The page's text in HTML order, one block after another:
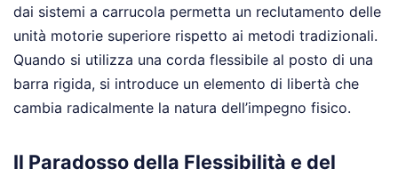
dai sistemi a carrucola permetta un reclutamento delle
unità motorie superiore rispetto ai metodi tradizionali.
Quando si utilizza una corda flessibile al posto di una
barra rigida, si introduce un elemento di libertà che
cambia radicalmente la natura dell’impegno fisico.
Il Paradosso della Flessibilità e del